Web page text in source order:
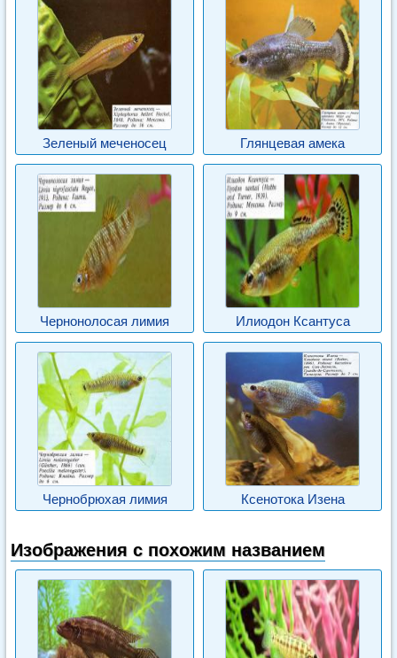
Зеленый меченосец Глянцевая амека
Чернонолосая лимия Илиодон Ксантуса
Чернобрюхая лимия Ксенотока Изена
Изображения с похожим названием